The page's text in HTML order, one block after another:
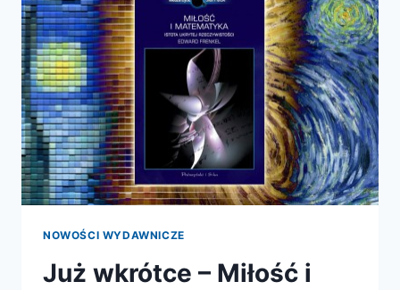
W
POSZUKIWANIU
PRAWDZIWEJ
NATURY
RZECZYWISTOŚCI
NOWOŚCI WYDAWNICZE
Już wkrótce – Miłość i